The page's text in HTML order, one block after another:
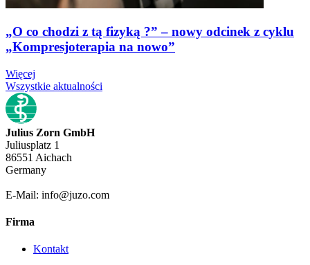
„O co chodzi z tą fizyką ?” – nowy odcinek z cyklu
„Kompresjoterapia na nowo”
Więcej
Wszystkie aktualności
Julius Zorn GmbH
Juliusplatz 1
86551 Aichach
Germany
E-Mail: info@juzo.com
Firma
Kontakt